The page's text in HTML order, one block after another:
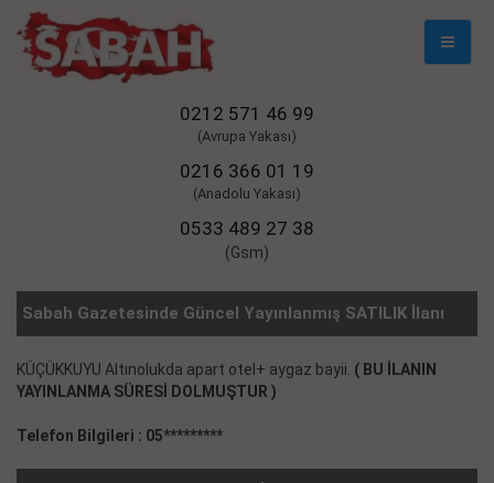
Mobil
0212 571 46 99
(Avrupa Yakası)
0216 366 01 19
(Anadolu Yakası)
0533 489 27 38
(Gsm)
Sabah Gazetesinde Güncel Yayınlanmış SATILIK İlanı
KÜÇÜKKUYU Altınolukda apart otel+ aygaz bayii. ( BU İLANIN
YAYINLANMA SÜRESİ DOLMUŞTUR )
Telefon Bilgileri : 05*********